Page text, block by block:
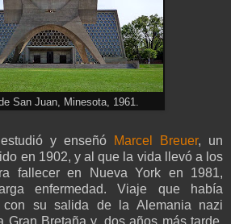
San Juan, Minesota, 1961.
y enseñó Marcel Breuer, un
en 1902, y al que la vida llevó a los
fallecer en Nueva York en 1981,
enfermedad. Viaje que había
con su salida de la Alemania nazi
Gran Bretaña y, dos años más tarde,